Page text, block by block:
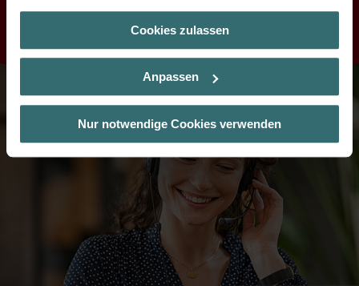
(Kategorie „Marketing“)
Über „Details zeigen“ bzw. die Datenschutzerklärung erhalten
Sie weitere Informationen. Durch die Auswahl der Kategorie
der Auswahl von „Statistiken“ willigen Sie ein, dass wir Ihren
Besuchsverlauf auf unserer Website verwenden, um Ihnen die
bestmögliche Nutzererfahrung zu ermöglichen und Ihnen
selbstverständlich über einen Link in der Datenschutzerklärung
Datenschutzerklärung der Zehnder Group
Zehnder Group AG: Data Privacy
Zehnder Group België nv/sa: Déclarations de confidentialité
Zehnder Group Czech Republic s.r.o.: Zásady ochrany
Cookies zulassen
Anpassen
Nur notwendige Cookies verwenden